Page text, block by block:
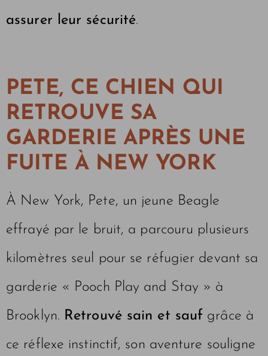
assurer leur sécurité.
PETE, CE CHIEN QUI
RETROUVE SA
GARDERIE APRÈS UNE
FUITE À NEW YORK
À New York, Pete, un jeune Beagle
effrayé par le bruit, a parcouru plusieurs
kilomètres seul pour se réfugier devant sa
garderie « Pooch Play and Stay » à
Brooklyn. Retrouvé sain et sauf grâce à
ce réflexe instinctif, son aventure souligne